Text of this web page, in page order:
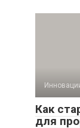
Как
для